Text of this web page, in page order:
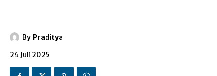
By Praditya
24 Juli 2025